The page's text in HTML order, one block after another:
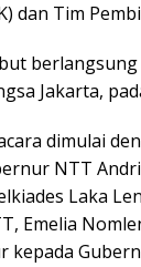
dan Tim
Jakarta,
dimulai
NTT
Laka
Emelia
kepada